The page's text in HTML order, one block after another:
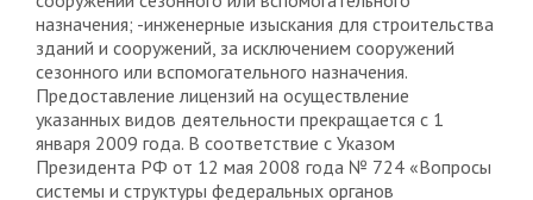
назначения; -инженерные изыскания для строительства
зданий и сооружений, за исключением сооружений
сезонного или вспомогательного назначения.
Предоставление лицензий на осуществление
указанных видов деятельности прекращается с 1
января 2009 года. В соответствие с Указом
Президента РФ от 12 мая 2008 года № 724 «Вопросы
системы и структуры федеральных органов